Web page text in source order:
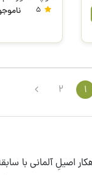
اشمینگ
5
1
2